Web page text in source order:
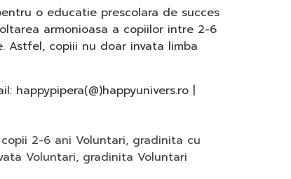
o educatie prescolara de succes
armonioasa a copiilor intre 2-6
copiii nu doar invata limba
happypipera(@)happyunivers.ro |
2-6 ani Voluntari, gradinita cu
Voluntari, gradinita Voluntari